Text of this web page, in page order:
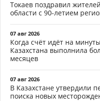
Токаев поздравил
области с 90-летием
07 авг 2026
Когда счёт идёт на
Казахстана выполнила
месяцев
07 авг 2026
В Казахстане утвердили
поиска новых